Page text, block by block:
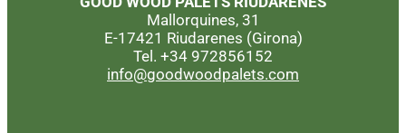
Mallorquines, 31
E-17421 Riudarenes (Girona)
Tel. +34 972856152
info@goodwoodpalets.com